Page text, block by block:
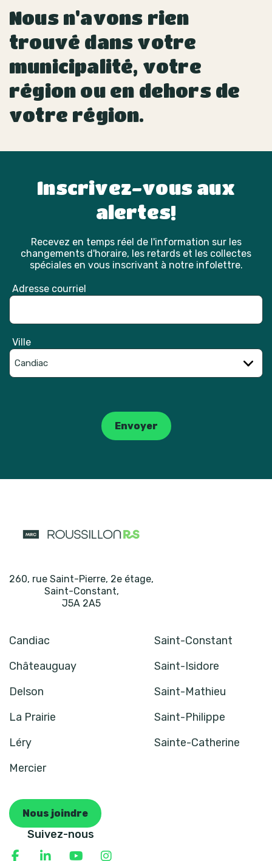
Nous n'avons rien
trouvé dans votre
municipalité, votre
région ou en dehors de
votre région.
Inscrivez-vous aux
alertes!
Recevez en temps réel de l'information sur les
changements d'horaire, les retards et les collectes
spéciales en vous inscrivant à notre infolettre.
Adresse courriel
Ville
Envoyer
260, rue Saint-Pierre, 2e étage,
Saint-Constant,
J5A 2A5
Candiac
Saint-Constant
Châteauguay
Saint-Isidore
Delson
Saint-Mathieu
La Prairie
Saint-Philippe
Léry
Sainte-Catherine
Mercier
Nous joindre
Suivez-nous